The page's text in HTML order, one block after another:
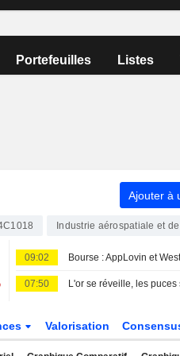
Portefeuilles Listes
Ajouter à
Industrie aérospatiale et
09:02
07:50 L'or se réveille, les
Valorisation